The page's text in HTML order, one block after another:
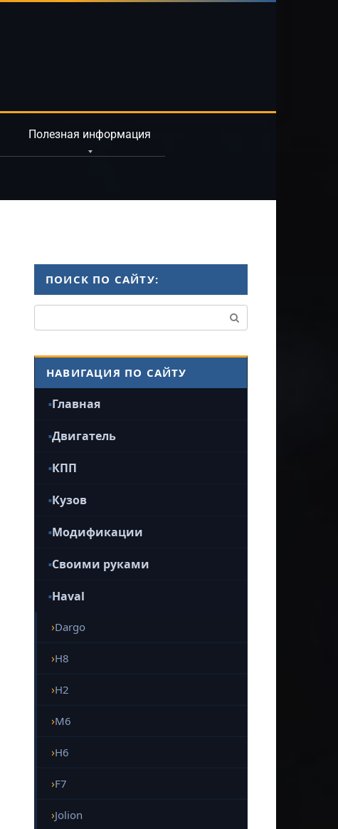
Полезная информация
ПОИСК ПО САЙТУ:
НАВИГАЦИЯ ПО САЙТУ
Главная
Двигатель
КПП
Кузов
Модификации
Своими руками
Haval
Dargo
H8
H2
M6
H6
F7
Jolion